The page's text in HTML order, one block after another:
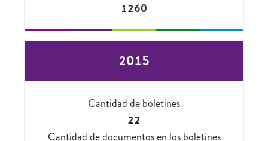
1260
2015
Cantidad de boletines
22
Cantidad de documentos en los boletines